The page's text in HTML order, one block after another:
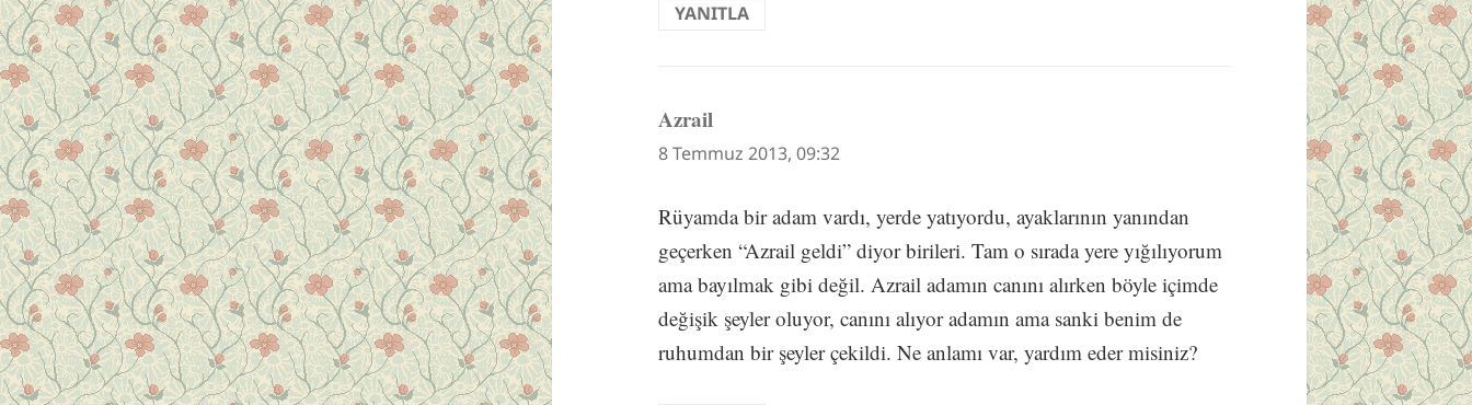
YANITLA
Azraildedi
ki:
8 Temmuz 2013, 09:32
Rüyamda bir adam vardı, yerde yatıyordu, ayaklarının yanından
geçerken “Azrail geldi” diyor birileri. Tam o sırada yere yığılıyorum
ama bayılmak gibi değil. Azrail adamın canını alırken böyle içimde
değişik şeyler oluyor, canını alıyor adamın ama sanki benim de
ruhumdan bir şeyler çekildi. Ne anlamı var, yardım eder misiniz?